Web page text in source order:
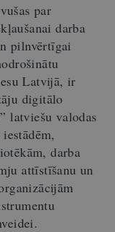
par
darba
pilnvērtīgai
Latvijā, ir
digitālo
latviešu valodas
darba
attīstīšanu un